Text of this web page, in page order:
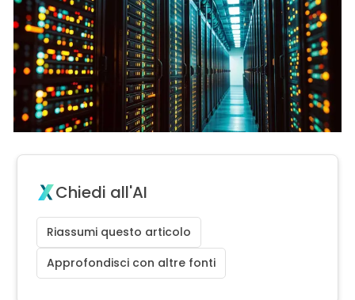
Chiedi all'AI
Riassumi questo articolo
Approfondisci con altre fonti